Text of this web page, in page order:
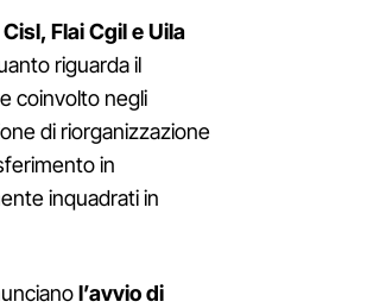
Cisl, Flai Cgil e Uila
riguarda il
coinvolto negli
di riorganizzazione
in
inquadrati in
l’avvio di